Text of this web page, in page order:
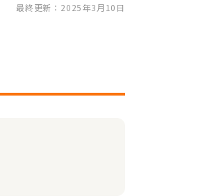
最終更新：2025年3月10日